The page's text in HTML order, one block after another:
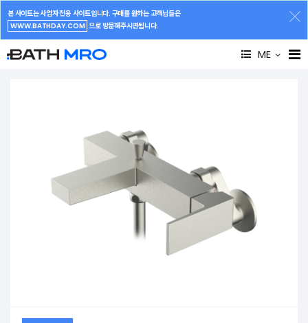
본 사이트는 사업자 전용 사이트입니다. 구매를 원하는 고객님들은
WWW.BATHDAY.COM 으로 방문해주시면됩니다.
ME